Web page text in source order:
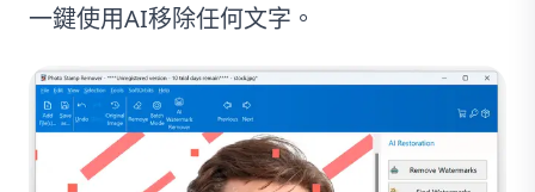
一鍵使用AI移除任何文字。